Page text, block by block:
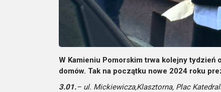
W Kamieniu Pomorskim trwa kolejny tydzień
domów. Tak na początku nowe 2024 roku
3.01.– ul. Mickiewicza,Klasztorna, Plac